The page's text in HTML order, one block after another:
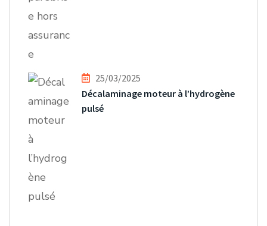
25/03/2025
Décalaminage moteur à l’hydrogène
pulsé